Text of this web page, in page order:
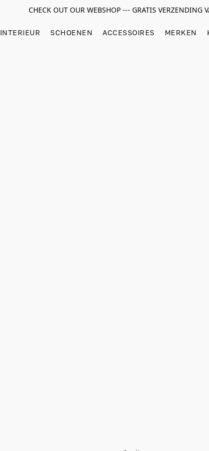
CHECK OUT OUR WEBSHOP --- GRATIS VERZENDING
INTERIEUR SCHOENEN ACCESSOIRES MERKEN